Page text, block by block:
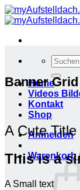
Zum
Inhalt
Suchen
nach:
Home
Videos
Kontakt
Shop
Anmelden
Warenkorb
Banner
A Cute Title
This is a
A Small text